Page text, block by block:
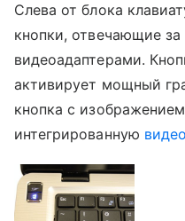
Слева от блока
кнопки, отвечающие
видеоадаптерами.
активирует мощный
кнопка с
интегрированную